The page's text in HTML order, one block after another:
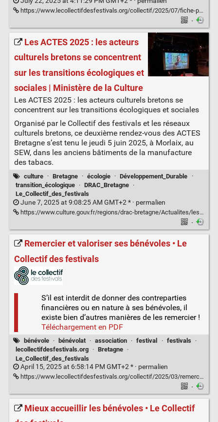
https://www.lecollectifdesfestivals.org/collectif/2025/07/fiche-pratique-developper-les-mobilites-a-velo-pour-son-festival/
·
Les ACTES 2025 : les acteurs
culturels bretons se concentrent
sur les transitions écologiques et
sociales | Ministère de la Culture
Les ACTES 2025 : les acteurs culturels bretons se
concentrent sur les transitions écologiques et sociales
Organisé par le Collectif des festivals et les réseaux
culturels bretons, ce deuxième rendez-vous des ACTES
Bretagne s’est tenu le jeudi 5 juin 2025, à Morlaix, au
SEW, dans les anciens bâtiments de la manufacture
des tabacs.
culture · Bretagne · écologie · Développement_Durable
·
transition_écologique
· DRAC_Bretagne
·
Le_Collectif_des_festivals
June 7, 2025 at 9:08:25 AM GMT+2 * · permalien
https://www.culture.gouv.fr/regions/drac-bretagne/Actualites/les-actes-2025-les-acteurs-culturels-bretons-se-concentrent-sur-les-transitions-ecologiques-et-sociales
·
Remercier et valoriser ses bénévoles • Le
Collectif des festivals
S’il est interdit de donner des contreparties
financières ou en nature à ses bénévoles, il
existe bien d’autres manières de les remercier !
Téléchargement en PDF
bénévole · bénévolat · association · festival · festivals
·
lecollectifdesfestivals.org
· Bretagne
·
Le_Collectif_des_festivals
April 15, 2025 at 6:58:14 PM GMT+2 * · permalien
https://www.lecollectifdesfestivals.org/collectif/2025/03/remercier-et-valoriser-ses-benevoles/
·
Mieux accueillir les bénévoles • Le Collectif